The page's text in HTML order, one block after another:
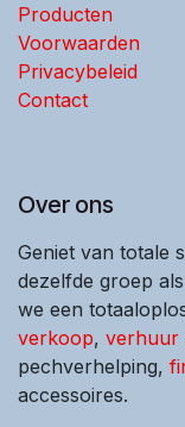
Producten
Voorwaarden
Privacybeleid
Contact
Over ons
Geniet van totale
dezelfde groep als
we een
verkoop, verhuur
pechverhelping,
accessoires.